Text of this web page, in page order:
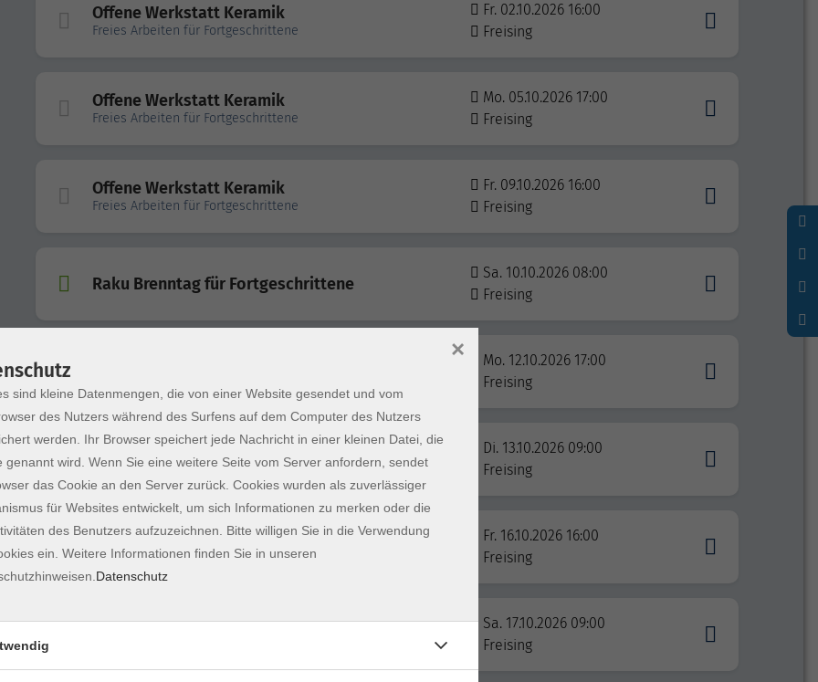
Offene Werkstatt Keramik
Freies Arbeiten für Fortgeschrittene
Fr. 02.10.2026 16:00
Freising
Offene Werkstatt Keramik
Freies Arbeiten für Fortgeschrittene
Mo. 05.10.2026 17:00
Freising
Offene Werkstatt Keramik
Freies Arbeiten für Fortgeschrittene
Fr. 09.10.2026 16:00
Freising
Raku Brenntag für Fortgeschrittene
Sa. 10.10.2026 08:00
Freising
Mo. 12.10.2026 17:00
Freising
Keramik für Haus und Garten
Töpfern mit und ohne Vorkenntnisse
Di. 13.10.2026 09:00
Freising
Offene Werkstatt Keramik
Freies Arbeiten für Fortgeschrittene
Fr. 16.10.2026 16:00
Freising
Wildes Töpfern
Sa. 17.10.2026 09:00
Freising
sind kleine Datenmengen, die von einer Website gesendet und vom
des Nutzers während des Surfens auf dem Computer des Nutzers
werden. Ihr Browser speichert jede Nachricht in einer kleinen Datei, die
genannt wird. Wenn Sie eine weitere Seite vom Server anfordern, sendet
das Cookie an den Server zurück. Cookies wurden als zuverlässiger
für Websites entwickelt, um sich Informationen zu merken oder die
des Benutzers aufzuzeichnen. Bitte willigen Sie in die Verwendung
ein. Weitere Informationen finden Sie in unseren
Datenschutz
×